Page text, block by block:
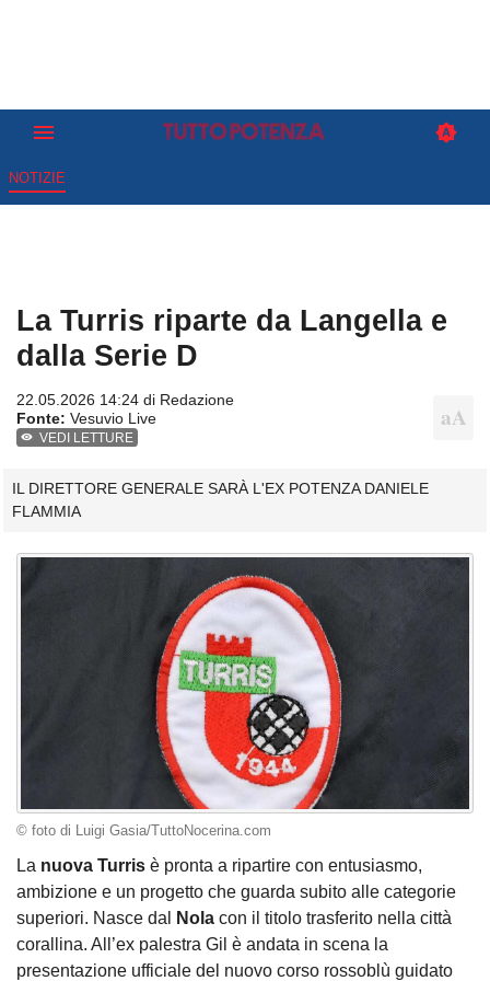
NOTIZIE
La Turris riparte da Langella e
dalla Serie D
22.05.2026 14:24 di Redazione
Fonte: Vesuvio Live
VEDI LETTURE
IL DIRETTORE GENERALE SARÀ L'EX POTENZA DANIELE
FLAMMIA
© foto di Luigi Gasia/TuttoNocerina.com
La nuova Turris è pronta a ripartire con entusiasmo,
ambizione e un progetto che guarda subito alle categorie
superiori. Nasce dal
Nola con il titolo trasferito nella città
corallina. All’ex palestra Gil è andata in scena la
presentazione ufficiale del nuovo corso rossoblù guidato